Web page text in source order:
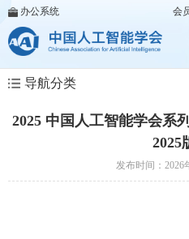
办公系统 会
导航分类
2025 中国人工智能学会
2025
发布时间：